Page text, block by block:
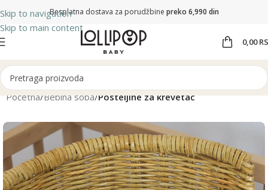
Skip to navigation
Skip to main content
Besplatna dostava za porudžbine preko 6,990 din
0,00
Početna Bebina soba Posteljine za krevetac